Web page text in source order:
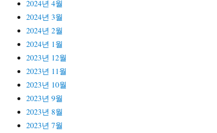
2024년 4월
2024년 3월
2024년 2월
2024년 1월
2023년 12월
2023년 11월
2023년 10월
2023년 9월
2023년 8월
2023년 7월